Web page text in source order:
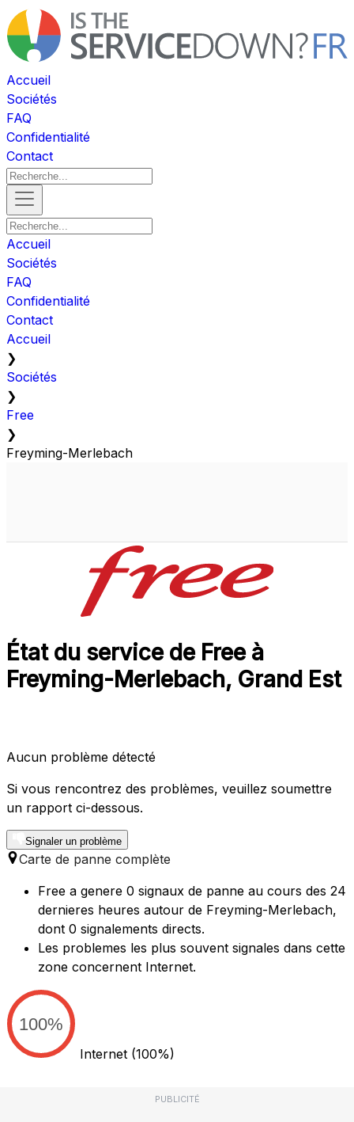
Accueil
Sociétés
FAQ
Confidentialité
Contact
Accueil
Sociétés
FAQ
Confidentialité
Contact
Accueil
❯
Sociétés
❯
Free
❯
Freyming-Merlebach
État du service de Free à
Freyming-Merlebach, Grand Est
Aucun problème détecté
Si vous rencontrez des problèmes, veuillez soumettre
un rapport ci-dessous.
Signaler un problème
Carte de panne complète
Free a genere 0 signaux de panne au cours des 24
dernieres heures autour de Freyming-Merlebach,
dont 0 signalements directs.
Les problemes les plus souvent signales dans cette
zone concernent Internet.
100%
Internet (100%)
PUBLICITÉ